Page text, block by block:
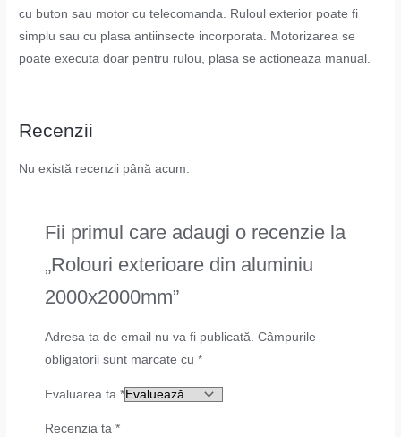
cu buton sau motor cu telecomanda. Ruloul exterior poate fi
simplu sau cu plasa antiinsecte incorporata. Motorizarea se
poate executa doar pentru rulou, plasa se actioneaza manual.
Recenzii
Nu există recenzii până acum.
Fii primul care adaugi o recenzie la
„Rolouri exterioare din aluminiu
2000x2000mm”
Adresa ta de email nu va fi publicată. Câmpurile
obligatorii sunt marcate cu*
Evaluarea ta*
Recenzia ta*